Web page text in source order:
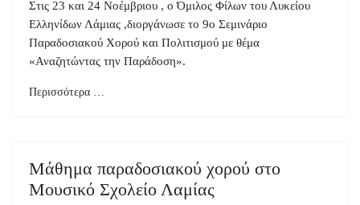
Στις 23 και 24 Νοέμβριου , ο Όμιλος Φίλων του Λυκείου
Ελληνίδων Λάμιας ,διοργάνωσε το 9ο Σεμινάριο
Παραδοσιακού Χορού και Πολιτισμού με θέμα
«Αναζητώντας την Παράδοση».
Περισσότερα …
Μάθημα παραδοσιακού χορού στο
Μουσικό Σχολείο Λαμίας